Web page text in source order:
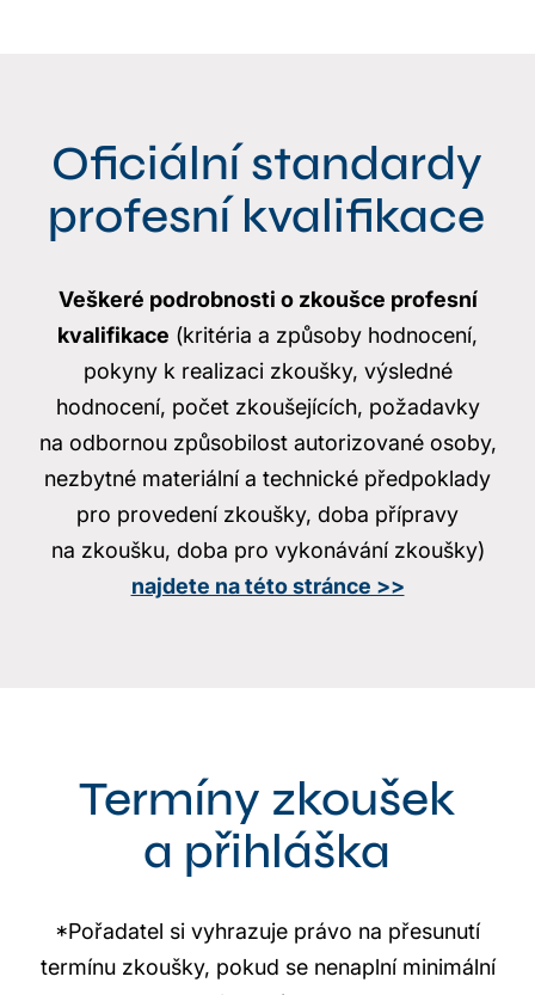
Oficiální standardy
profesní kvalifikace
Veškeré podrobnosti o zkoušce profesní
kvalifikace (kritéria a způsoby hodnocení,
pokyny k realizaci zkoušky, výsledné
hodnocení, počet zkoušejících, požadavky
na odbornou způsobilost autorizované osoby,
nezbytné materiální a technické předpoklady
pro provedení zkoušky, doba přípravy
na zkoušku, doba pro vykonávání zkoušky)
najdete na této stránce >>
Termíny zkoušek
a přihláška
*Pořadatel si vyhrazuje právo na přesunutí
termínu zkoušky, pokud se nenaplní minimální